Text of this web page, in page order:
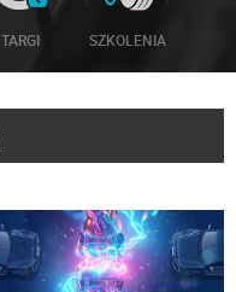
TARGI SZKOLENIA